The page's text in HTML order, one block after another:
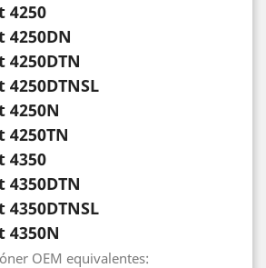
4250
4250DN
4250DTN
4250DTNSL
4250N
4250TN
4350
4350DTN
4350DTNSL
4350N
OEM equivalentes: